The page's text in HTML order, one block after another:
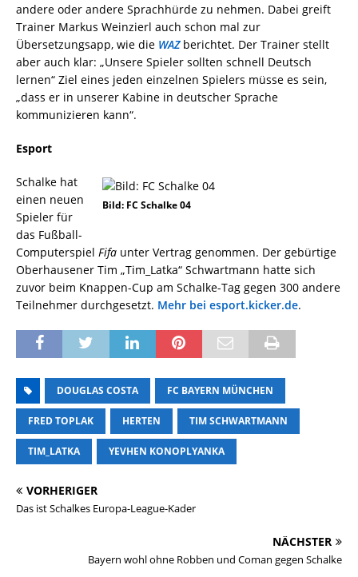
andere oder andere Sprachhürde zu nehmen. Dabei greift
Trainer Markus Weinzierl auch schon mal zur
Übersetzungsapp, wie die WAZberichtet. Der Trainer stellt
aber auch klar: „Unsere Spieler sollten schnell Deutsch
lernen“ Ziel eines jeden einzelnen Spielers müsse es sein,
„dass er in unserer Kabine in deutscher Sprache
kommunizieren kann“.
Esport
Bild: FC Schalke 04
Schalke hat
einen neuen
Spieler für
das Fußball-
Computerspiel Fifa unter Vertrag genommen. Der gebürtige
Oberhausener Tim „Tim_Latka“ Schwartmann hatte sich
zuvor beim Knappen-Cup am Schalke-Tag gegen 300 andere
Teilnehmer durchgesetzt. Mehr bei esport.kicker.de.
DOUGLAS COSTA FC BAYERN MÜNCHEN
FRED TOPLAK HERTEN TIM SCHWARTMANN
TIM_LATKA YEVHEN KONOPLYANKA
VORHERIGER
Das ist Schalkes Europa-League-Kader
NÄCHSTER
Bayern wohl ohne Robben und Coman gegen Schalke